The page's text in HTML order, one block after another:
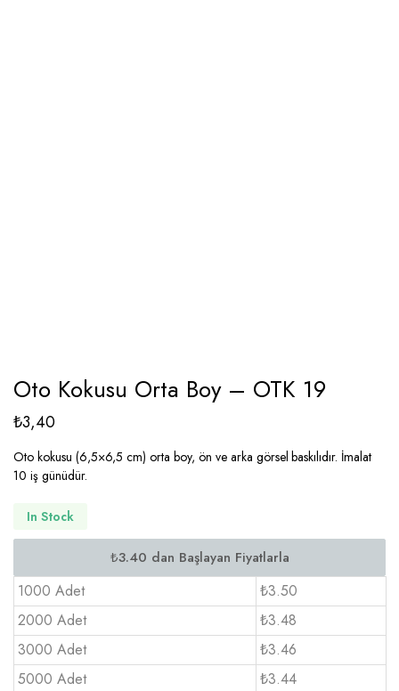
Oto Kokusu Orta Boy – OTK 19
₺3,40
Oto kokusu (6,5×6,5 cm) orta boy, ön ve arka görsel baskılıdır. İmalat
10 iş günüdür.
In Stock
1000 Adet
₺3.50
2000 Adet
₺3.48
3000 Adet
₺3.46
5000 Adet
₺3.44